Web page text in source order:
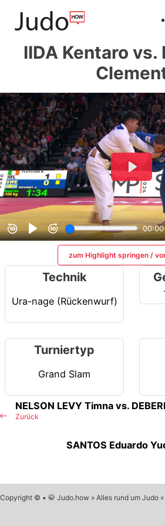
IIDA Kentaro vs.
zum Highlight springen /
Technik
Ura-nage (Rückenwurf)
Turniertyp
Grand Slam
Zurück
NELSON LEVY Timna vs.
SANTOS Eduardo
Copyright © • 🥋 Judo.how » Alles rund um Judo «